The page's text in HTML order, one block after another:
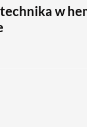
w